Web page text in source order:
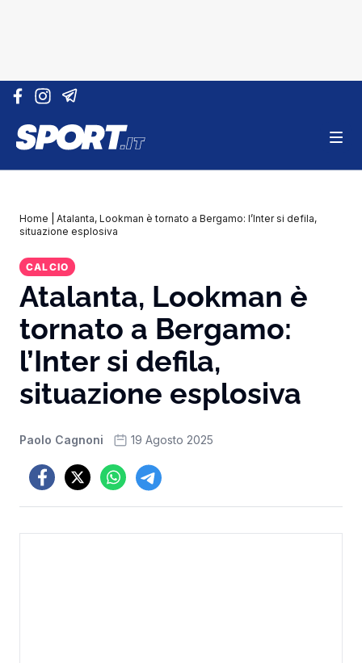
Vai al contenuto
Home
Atalanta, Lookman è tornato a Bergamo: l’Inter si defila,
situazione esplosiva
CALCIO
Atalanta, Lookman è
tornato a Bergamo:
l’Inter si defila,
situazione esplosiva
Paolo Cagnoni 19 Agosto 2025